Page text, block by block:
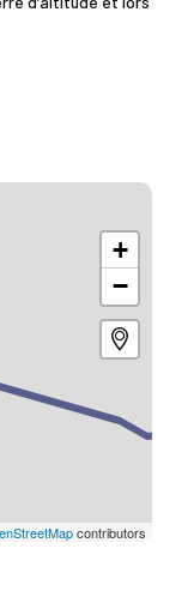
+
−
contributors